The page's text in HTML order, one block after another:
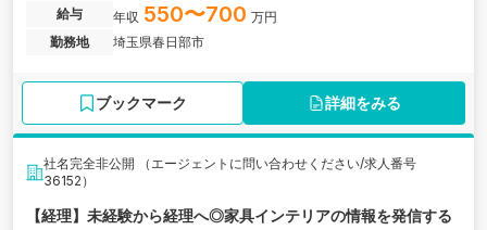
です。給与 年収 550〜700 万円
勤務地
埼玉県春日部市
ブックマーク 詳細をみる
社名完全非公開 （エージェントに問い合わせください/求人番号
36152）
【経理】未経験から経理へ◎家具インテリアの情報を発信する